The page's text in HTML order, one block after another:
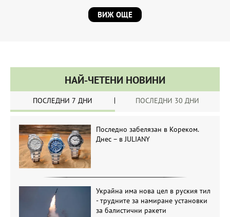
ВИЖ ОЩЕ
НАЙ-ЧЕТЕНИ НОВИНИ
ПОСЛЕДНИ 7 ДНИ ПОСЛЕДНИ 30 ДНИ
Последно забелязан в Кореком.
Днес – в JULIANY
Украйна има нова цел в руския тил
- трудните за намиране установки
за балистични ракети